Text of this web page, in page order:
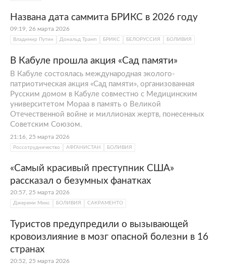
Названа дата саммита БРИКС в 2026 году
09:19, 26 марта 2026
Владимир Путин Дональд Трамп БРИКС БЕЛОРУССИЯ БОЛИВИЯ
В Кабуле прошла акция «Сад памяти»
В Кабуле состоялась международная эколого-
патриотическая акция «Сад памяти», организованная
Русским домом в Кабуле совместно с Медицинским
университетом Мораа в память о Великой
Отечественной войне и миллионах жертв, понесенных
Советским Союзом.
21:16, 25 марта 2026
Россотрудничество АФГАНИСТАН БОЛИВИЯ
«Самый красивый преступник США»
рассказал о безумных фанатках
20:57, 25 марта 2026
Джереми Микс БОЛИВИЯ САКРАМЕНТО
Туристов предупредили о вызывающей
кровоизлияние в мозг опасной болезни в 16
странах
20:52, 25 марта 2026